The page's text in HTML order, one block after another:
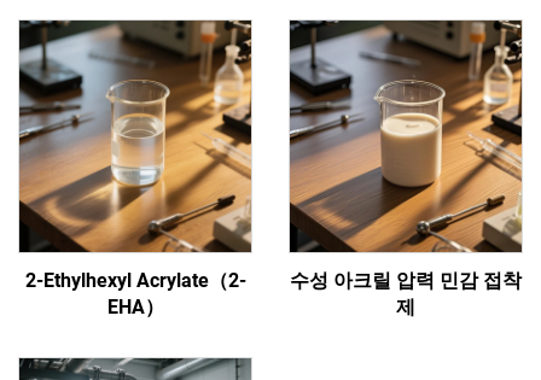
2-Ethylhexyl Acrylate（2-
EHA）
수성 아크릴 압력 민감 접착
제